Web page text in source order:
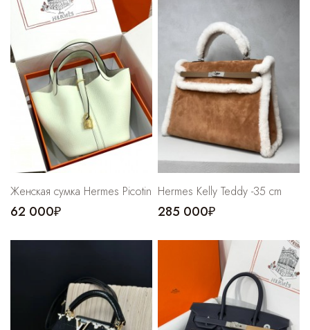
Женская сумка Hermes Picotin
62 000₽
Hermes Kelly Teddy -35 cm
285 000₽
Cпортивные брюки
Комбинезоны